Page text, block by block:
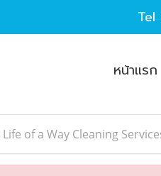
Tel
หน้าแรก
of a Way Cleaning